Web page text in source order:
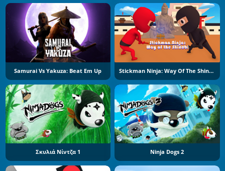
Samurai Vs Yakuza: Beat Em Up Stickman Ninja: Way Of The Shinobi
Σκυλιά Νίντζα 1 Ninja Dogs 2